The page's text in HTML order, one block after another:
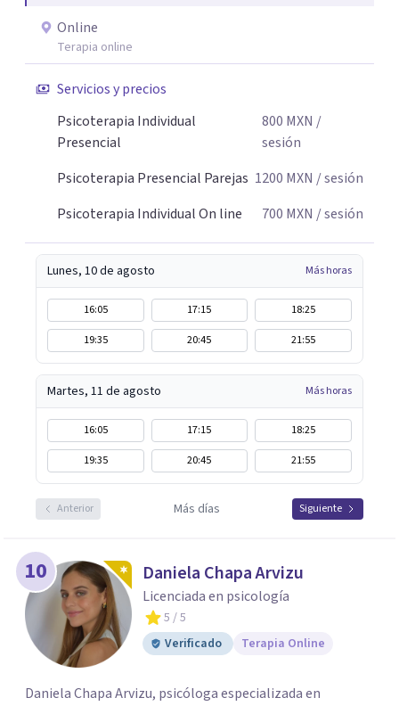
Online
Terapia online
Servicios y precios
Psicoterapia Individual
Presencial
800 MXN /
sesión
Psicoterapia Presencial Parejas 1200 MXN / sesión
Psicoterapia Individual On line
700 MXN / sesión
Lunes, 10 de agosto Más horas
16:05 17:15
18:25
19:35
20:45 21:55
Martes, 11 de agosto Más horas
16:05 17:15
18:25
19:35
20:45 21:55
Anterior Más días Siguiente
10 Daniela Chapa Arvizu
Licenciada en psicología
5 / 5
Verificado
Terapia Online
Daniela Chapa Arvizu, psicóloga especializada en